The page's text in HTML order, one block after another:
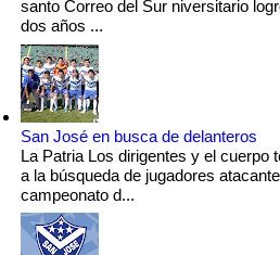
santo Correo del Sur niversitario
dos años ...
San José en busca de delanteros
La Patria Los dirigentes y el cuerpo
a la búsqueda de jugadores
campeonato d...